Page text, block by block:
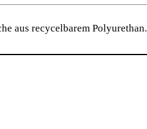
aus recycelbarem Polyurethan.